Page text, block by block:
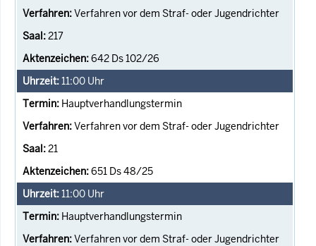
Verfahren vor dem Straf- oder Jugendrichter
217
642 Ds 102/26
11:00 Uhr
Hauptverhandlungstermin
Verfahren vor dem Straf- oder Jugendrichter
21
651 Ds 48/25
11:00 Uhr
Hauptverhandlungstermin
Verfahren vor dem Straf- oder Jugendrichter